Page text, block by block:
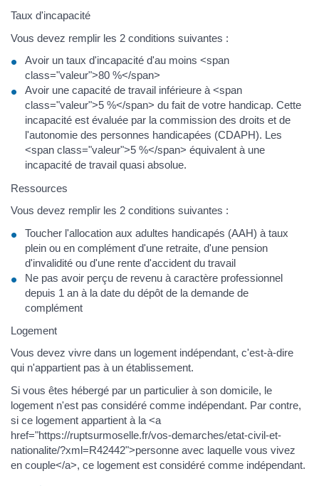
Taux d'incapacité
Vous devez remplir les 2 conditions suivantes :
Avoir un taux d'incapacité d'au moins <span
class="valeur">80 %</span>
Avoir une capacité de travail inférieure à <span
class="valeur">5 %</span> du fait de votre handicap. Cette
incapacité est évaluée par la commission des droits et de
l'autonomie des personnes handicapées (CDAPH). Les
<span class="valeur">5 %</span> équivalent à une
incapacité de travail quasi absolue.
Ressources
Vous devez remplir les 2 conditions suivantes :
Toucher l'allocation aux adultes handicapés (AAH) à taux
plein ou en complément d'une retraite, d'une pension
d'invalidité ou d'une rente d'accident du travail
Ne pas avoir perçu de revenu à caractère professionnel
depuis 1 an à la date du dépôt de la demande de
complément
Logement
Vous devez vivre dans un logement indépendant, c'est-à-dire
qui n'appartient pas à un établissement.
Si vous êtes hébergé par un particulier à son domicile, le
logement n'est pas considéré comme indépendant. Par contre,
si ce logement appartient à la <a
href="https://ruptsurmoselle.fr/vos-demarches/etat-civil-et-
nationalite/?xml=R42442">personne avec laquelle vous vivez
en couple</a>, ce logement est considéré comme indépendant.